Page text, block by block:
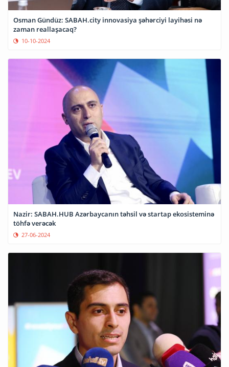
Osman Gündüz: SABAH.city innovasiya şəhərciyi layihəsi nə
zaman reallaşacaq?
10-10-2024
Nazir: SABAH.HUB Azərbaycanın təhsil və startap ekosisteminə
töhfə verəcək
27-06-2024